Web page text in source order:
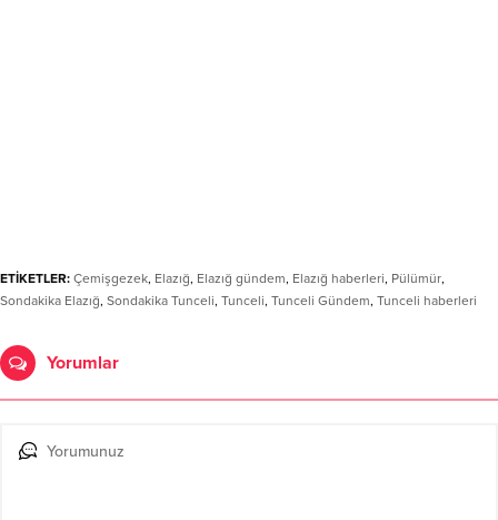
ETİKETLER: Çemişgezek, Elazığ, Elazığ gündem, Elazığ haberleri, Pülümür,
Sondakika Elazığ, Sondakika Tunceli, Tunceli, Tunceli Gündem, Tunceli haberleri
Yorumlar